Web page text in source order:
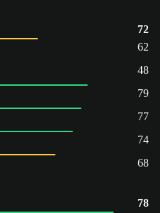
72
62
48
79
77
74
68
78